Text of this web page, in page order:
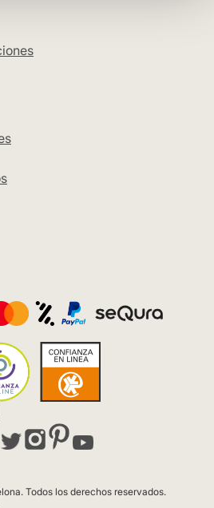
Todos los derechos reservados.